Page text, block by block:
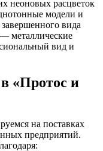
неоновых расцветок
модели и
вида
— металлические
вид и
«Протос и
на поставках
предприятий.